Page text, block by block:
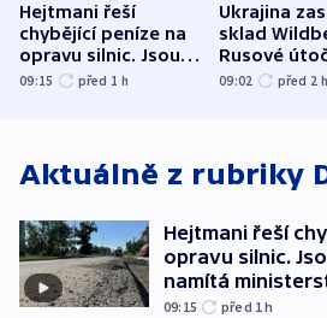
Hejtmani řeší
chybějící peníze na
opravu silnic. Jsou
nenárokové, namítá
09:15 před 1 h
Ukrajina
sklad
Rusové
trh, hasiče či
09:02 před 2 h
Aktuálně z rubriky
Hejtmani řeší
opravu silnic.
namítá
09:15 před 1h